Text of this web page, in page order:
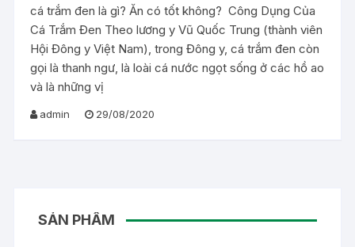
cá trắm đen là gì? Ăn có tốt không? Công Dụng Của
Cá Trắm Đen Theo lương y Vũ Quốc Trung (thành viên
Hội Đông y Việt Nam), trong Đông y, cá trắm đen còn
gọi là thanh ngư, là loài cá nước ngọt sống ở các hồ ao
và là những vị
admin 29/08/2020
SẢN PHẨM